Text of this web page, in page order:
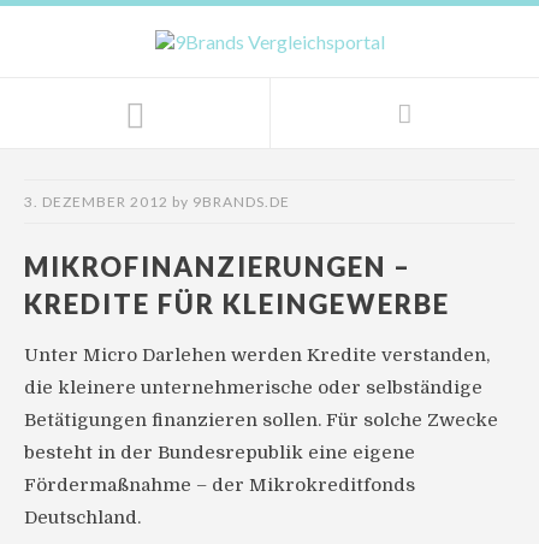
3. DEZEMBER 2012 by 9BRANDS.DE
MIKROFINANZIERUNGEN –
KREDITE FÜR KLEINGEWERBE
Unter Micro Darlehen werden Kredite verstanden,
die kleinere unternehmerische oder selbständige
Betätigungen finanzieren sollen. Für solche Zwecke
besteht in der Bundesrepublik eine eigene
Fördermaßnahme – der Mikrokreditfonds
Deutschland.